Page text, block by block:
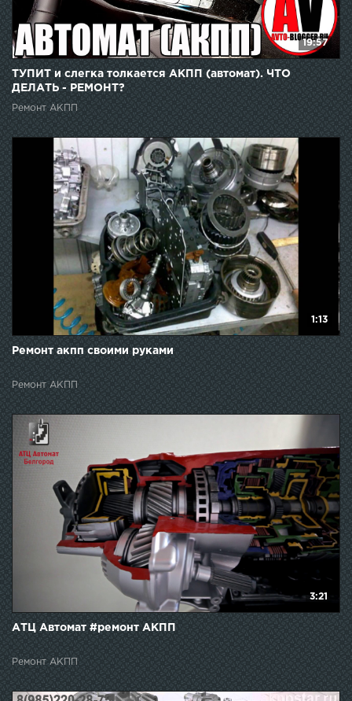
19:57
ТУПИТ и слегка толкается АКПП (автомат). ЧТО
ДЕЛАТЬ - РЕМОНТ?
Ремонт АКПП
1:13
Ремонт акпп своими руками
Ремонт АКПП
3:21
АТЦ Автомат #ремонт АКПП
Ремонт АКПП